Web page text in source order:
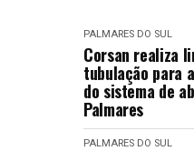
PALMARES DO SUL
Corsan realiza
tubulação para
do sistema de
Palmares
PALMARES DO SUL